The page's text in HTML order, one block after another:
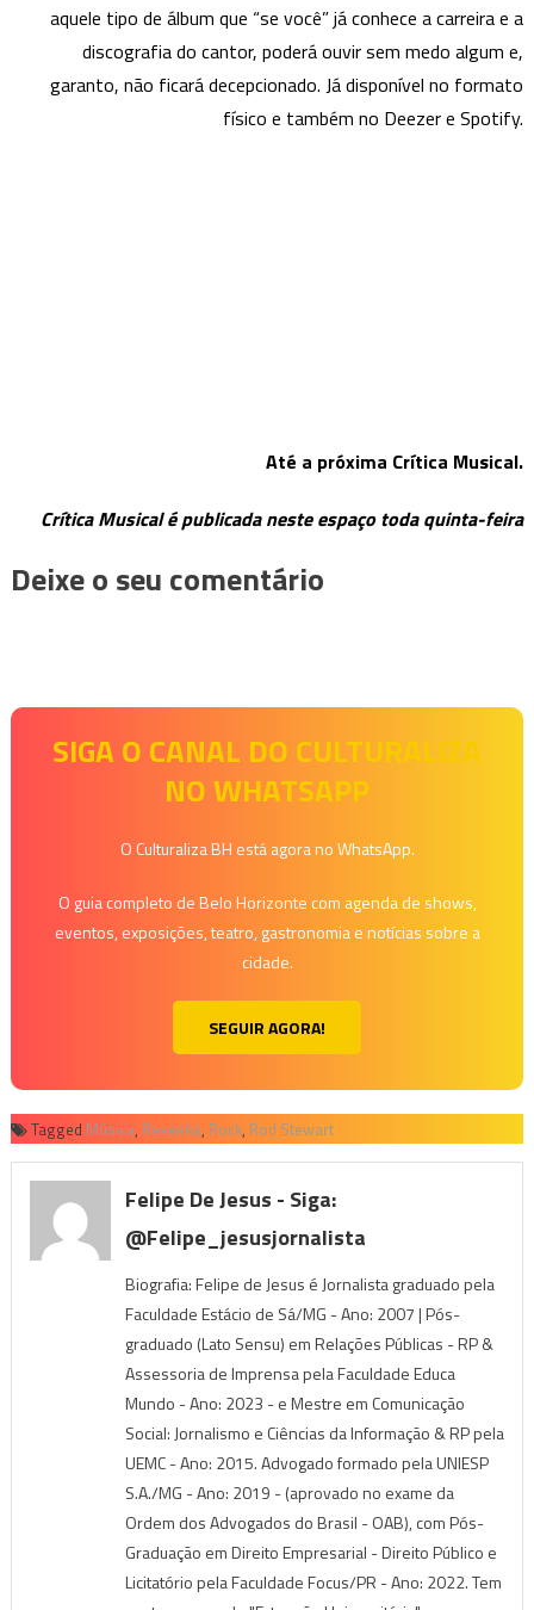
aquele tipo de álbum que “se você” já conhece a carreira e a
discografia do cantor, poderá ouvir sem medo algum e,
garanto, não ficará decepcionado. Já disponível no formato
físico e também no Deezer e Spotify.
Até a próxima Crítica Musical.
Crítica Musical é publicada neste espaço toda quinta-feira
Deixe o seu comentário
SIGA O CANAL DO CULTURALIZA
NO WHATSAPP
O Culturaliza BH está agora no WhatsApp.
O guia completo de Belo Horizonte com agenda de shows,
eventos, exposições, teatro, gastronomia e notícias sobre a
cidade.
SEGUIR AGORA!
Tagged Música, Resenha, Rock, Rod Stewart
Felipe De Jesus - Siga:
@felipe_jesusjornalista
Biografia: Felipe de Jesus é Jornalista graduado pela
Faculdade Estácio de Sá/MG - Ano: 2007 | Pós-
graduado (Lato Sensu) em Relações Públicas - RP &
Assessoria de Imprensa pela Faculdade Educa
Mundo - Ano: 2023 - e Mestre em Comunicação
Social: Jornalismo e Ciências da Informação & RP pela
UEMC - Ano: 2015. Advogado formado pela UNIESP
S.A./MG - Ano: 2019 - (aprovado no exame da
Ordem dos Advogados do Brasil - OAB), com Pós-
Graduação em Direito Empresarial - Direito Público e
Licitatório pela Faculdade Focus/PR - Ano: 2022. Tem